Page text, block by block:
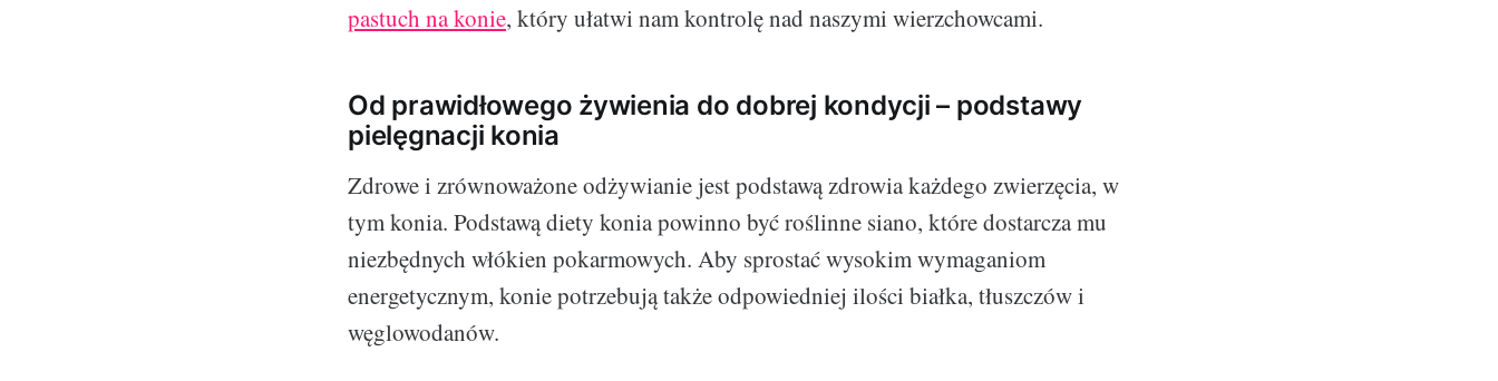
pastuch na konie, który ułatwi nam kontrolę nad naszymi wierzchowcami.
Od prawidłowego żywienia do dobrej kondycji – podstawy
pielęgnacji konia
Zdrowe i zrównoważone odżywianie jest podstawą zdrowia każdego zwierzęcia, w
tym konia. Podstawą diety konia powinno być roślinne siano, które dostarcza mu
niezbędnych włókien pokarmowych. Aby sprostać wysokim wymaganiom
energetycznym, konie potrzebują także odpowiedniej ilości białka, tłuszczów i
węglowodanów.